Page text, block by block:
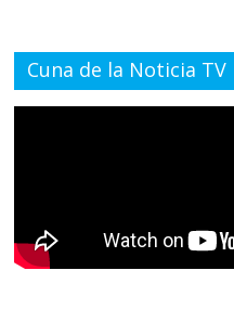
Cuna de la Noticia TV